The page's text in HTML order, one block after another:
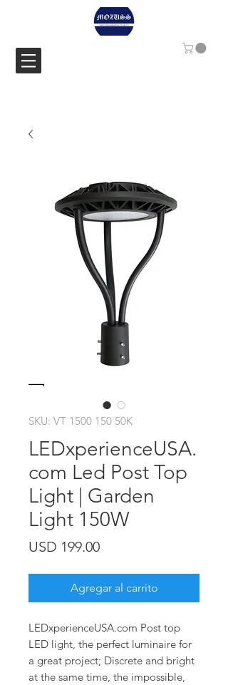
SKU: VT 1500 150 50K
LEDxperienceUSA.
com Led Post Top
Light | Garden
Light 150W
USD 199.00Precio
Agregar al carrito
LEDxperienceUSA.com Post top
LED light, the perfect luminaire for
a great project; Discrete and bright
at the same time, the impossible,